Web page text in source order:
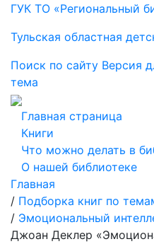
ГУК ТО «Региональный
Тульская областная
Поиск по сайту Версия
тема
Главная страница
Книги
Что можно делать в
О нашей библиотеке
Главная
/ Подборка книг по
/ Эмоциональный
Джоан Деклер